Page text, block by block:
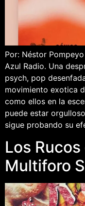
Por: Néstor
Azul Radio. Una
psych, pop
movimiento exotica
como ellos en la
puede estar
sigue probando su
Los
Multiforo